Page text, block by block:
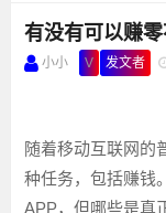
小小 V 发文者
随着移动互联网的
种任务，包括赚钱
APP，但哪些是真